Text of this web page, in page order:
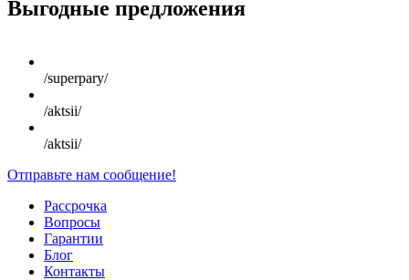
Выгодные предложения
/superpary/
/aktsii/
/aktsii/
Отправьте нам сообщение!
Рассрочка
Вопросы
Гарантии
Блог
Контакты